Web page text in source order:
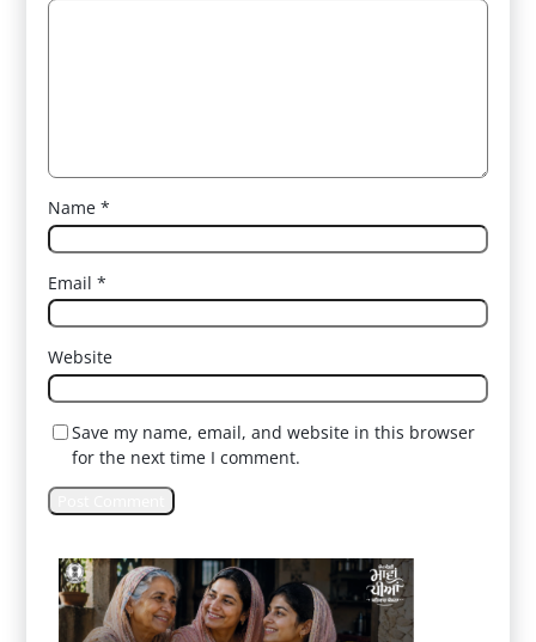
Name*
Email*
Website
Save my name, email, and website in this browser
for the next time I comment.